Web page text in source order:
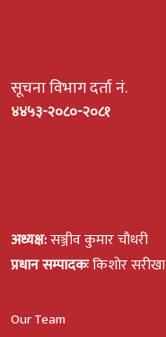
सूचना विभाग दर्ता नं.
४४५३-२०८०-२०८१
अध्यक्ष:सञ्जीव कुमार चौधरी
प्रधान सम्पादकःकिशोर सरीखा
Our Team